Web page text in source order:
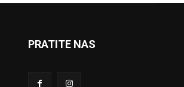
PRATITE NAS